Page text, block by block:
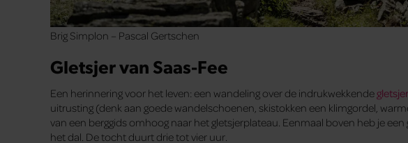
Brig Simplon – Pascal Gertschen
Gletsjer van Saas-Fee
Een herinnering voor het leven: een wandeling over de indrukwekkende
uitrusting (denk aan goede wandelschoenen, skistokken een klimgordel,
van een berggids omhoog naar het gletsjerplateau. Eenmaal boven heb je
het dal. De tocht duurt drie tot vier uur.